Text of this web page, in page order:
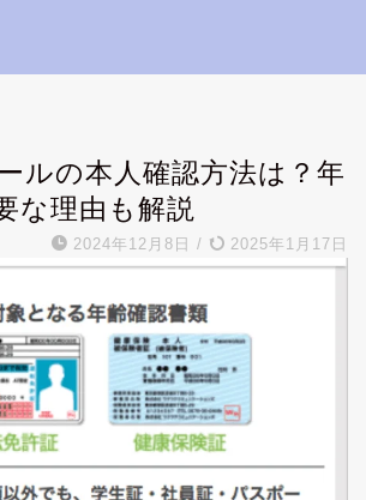
ルの本人確認方法は？年
な理由も解説
2024年12月8日 / 2025年1月17日